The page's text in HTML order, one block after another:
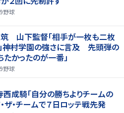
野球
山下監督「相手が一枚も二枚
神村学園の強さに言及 先頭弾の
かったのが一番」
野球
西成騎「自分の勝ちよりチームの
ザ・チームで７日ロッテ戦先発